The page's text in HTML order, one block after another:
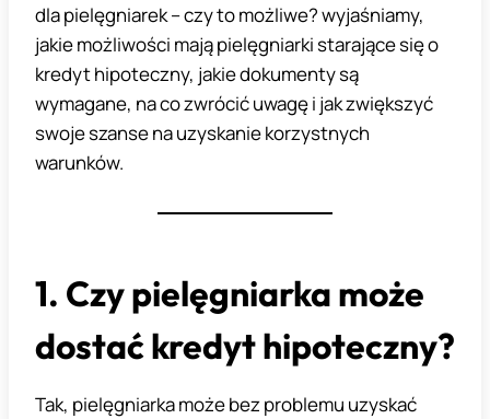
dla pielęgniarek – czy to możliwe? wyjaśniamy,
jakie możliwości mają pielęgniarki starające się o
kredyt hipoteczny, jakie dokumenty są
wymagane, na co zwrócić uwagę i jak zwiększyć
swoje szanse na uzyskanie korzystnych
warunków.
1. Czy pielęgniarka może
dostać kredyt hipoteczny?
Tak, pielęgniarka może bez problemu uzyskać